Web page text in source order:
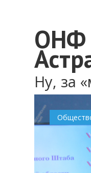
ОНФ
Ну, за